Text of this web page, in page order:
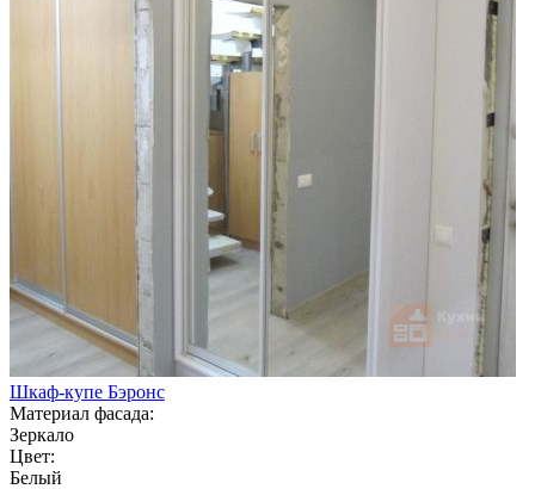
Шкаф-купе Бэронс
Материал фасада:
Зеркало
Цвет:
Белый